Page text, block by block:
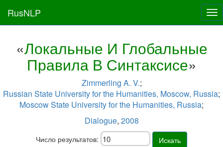
RusNLP
«Локальные И Глобальные
Правила В Синтаксисе»
Zimmerling A. V.;
Russian State University for the Humanities, Moscow, Russia;
Moscow State University for the Humanities, Russia;
Dialogue, 2008
Число результатов: Искать